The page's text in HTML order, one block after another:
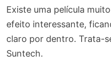
Existe uma película
efeito interessante,
claro por dentro. Trata-
Suntech.